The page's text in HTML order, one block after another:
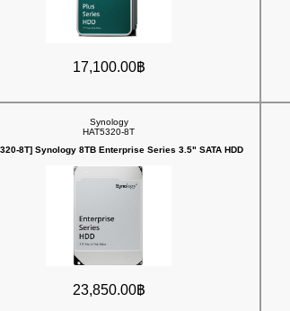
17,100.00฿
Synology
HAT5320-8T
8T] Synology 8TB Enterprise Series 3.5" SATA HDD
23,850.00฿